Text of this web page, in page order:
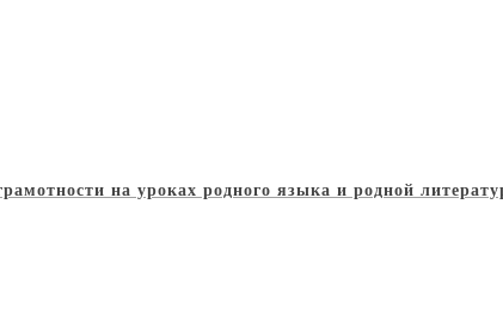
на уроках родного языка и родной